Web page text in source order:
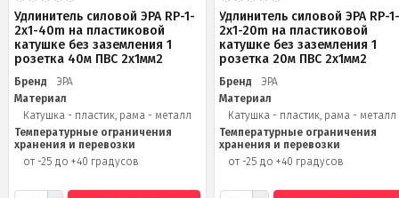
Удлинитель силовой ЭРА RP-1-
2x1-40m на пластиковой
катушке без заземления 1
розетка 40м ПВС 2x1мм2
Бренд
ЭРА
Материал
Катушка - пластик, рама - металл
Температурные ограничения
хранения и перевозки
от -25 до +40 градусов
Удлинитель силовой ЭРА RP-
2x1-20m на пластиковой
катушке без заземления 1
розетка 20м ПВС 2х1мм2
Бренд
ЭРА
Материал
Катушка - пластик, рама - металл
Температурные ограничения
хранения и перевозки
от -25 до +40 градусов